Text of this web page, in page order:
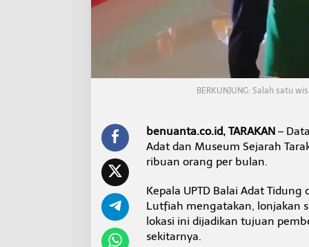
a
p
d
a
o
m
n
L
BERKUNJUNG: Salah satu
benuanta.co.id, TARAKAN–
Adat dan Museum Sejarah
ribuan orang per bulan.
Kepala UPTD Balai Adat
Lutfiah mengatakan, lonjakan
lokasi ini dijadikan tujuan
sekitarnya.